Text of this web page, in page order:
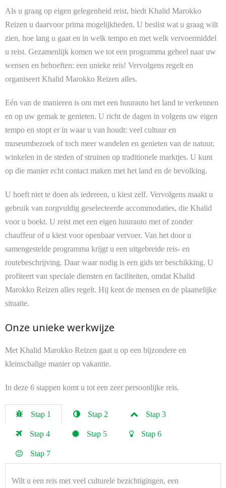
Contact
Als u graag op eigen gelegenheid reist, biedt Khalid Marokko
Reizen u daarvoor prima mogelijkheden. U beslist wat u graag wilt
zien, hoe lang u gaat en in welk tempo en met welk vervoermiddel
u reist. Gezamenlijk komen we tot een programma geheel naar uw
wensen en behoeften: een unieke reis! Vervolgens regelt en
organiseert Khalid Marokko Reizen alles.
Eén van de manieren is om met een huurauto het land te verkennen
en op uw gemak te genieten. U richt de dagen in volgens uw eigen
tempo en stopt er in waar u van houdt: veel cultuur en
museumbezoek of toch meer wandelen en genieten van de natuur,
winkelen in de steden of struinen op traditionele marktjes. U kunt
op die manier echt contact maken met het land en de bevolking.
U hoeft niet te doen als iedereen, u kiest zelf. Vervolgens maakt u
gebruik van zorgvuldig geselecteerde accommodaties, die Khalid
voor u boekt. U reist met een eigen huurauto met of zonder
chauffeur of u kiest voor openbaar vervoer. Van het door u
samengestelde programma krijgt u een uitgebreide reis- en
routebeschrijving. Daar waar nodig is een gids ter beschikking. U
profiteert van speciale diensten en faciliteiten, omdat Khalid
Marokko Reizen alles regelt. Hij kent de mensen en de plaatselijke
situatie.
Onze unieke werkwijze
Met Khalid Marokko Reizen gaat u op een bijzondere en
kleinschalige manier op vakantie.
In deze 6 stappen komt u tot een zeer persoonlijke reis.
Stap 1 Stap 2 Stap 3
Stap 4 Stap 5 Stap 6
Stap 7
Wilt u een reis met veel culturele bezichtigingen, een